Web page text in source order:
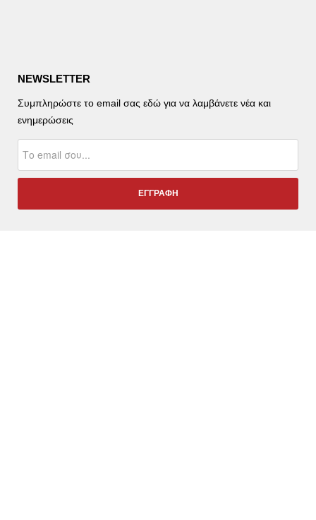
NEWSLETTER
Συμπληρώστε το email σας εδώ για να λαμβάνετε νέα και
ενημερώσεις